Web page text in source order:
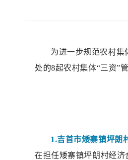
为进一步规范农村集
处的8起农村集体“三资”
1.吉首市矮寨镇坪朗
在担任矮寨镇坪朗村经